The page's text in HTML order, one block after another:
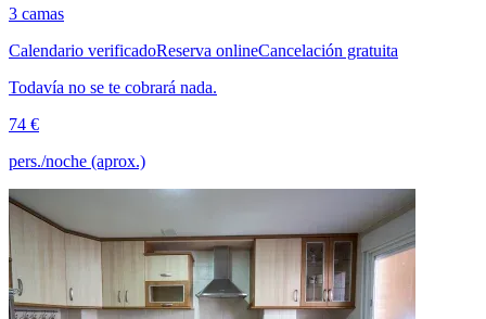
3 camas
Calendario verificadoReserva onlineCancelación gratuita
Todavía no se te cobrará nada.
74 €
pers./noche (aprox.)